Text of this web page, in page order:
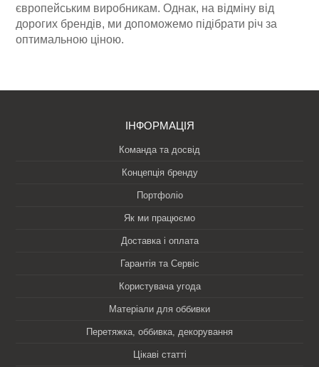
європейським виробникам. Однак, на відміну від
дорогих брендів, ми допоможемо підібрати річ за
оптимальною ціною.
ІНФОРМАЦІЯ
Команда та досвід
Концепція бренду
Портфоліо
Як ми працюємо
Доставка і оплата
Гарантія та Сервіс
Користувача угода
Матеріали для оббивки
Перетяжка, оббивка, декорування
Цікаві статті